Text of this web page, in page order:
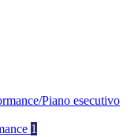
Piano esecutivo
1